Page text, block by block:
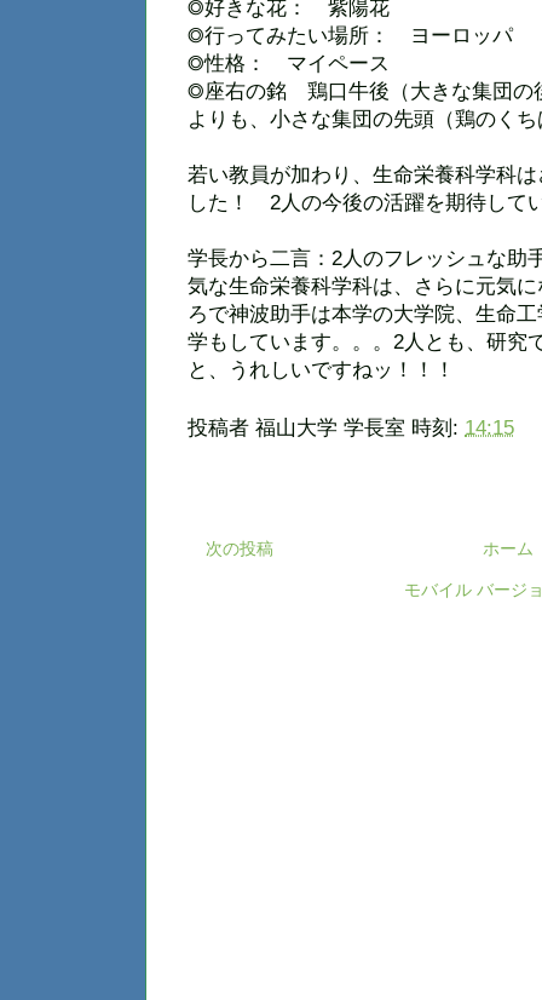
◎好きな花： 紫陽花
◎行ってみたい場所： ヨーロッパ
◎性格： マイペース
◎座右の銘 鶏口牛後（大きな集団の
よりも、小さな集団の先頭（鶏のく
若い教員が加わり、生命栄養科学科
した！ 2人の今後の活躍を期待して
学長から二言：2人のフレッシュな助
気な生命栄養科学科は、さらに元気
ろで神波助手は本学の大学院、生命
学もしています。。。2人とも、研究
と、うれしいですねッ！！！
投稿者 福山大学 学長室 時刻: 14:15
次の投稿 ホーム
モバイル バージ